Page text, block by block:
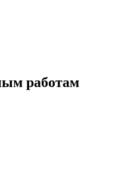
работам